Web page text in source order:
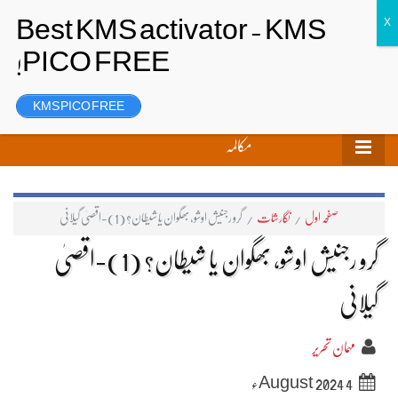
رجسٹر
مکالمہ
صفحہ اول / نگارشات / گرو رجنیش اوشو، بھگوان یا شیطان؟ (1)-اقصیٰ گیلانی
گرو رجنیش اوشو، بھگوان یا شیطان؟ (1)-اقصیٰ
گیلانی
مہمان تحریر
4 August 2024ء
KMS PICO FREE